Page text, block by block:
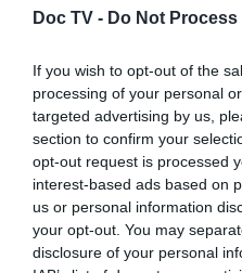
Doc TV - Do Not
If you wish to opt-out of the
processing of your personal
targeted advertising by us,
section to confirm your
opt-out request is processed
interest-based ads based on
us or personal information
your opt-out. You may
disclosure of your personal
οποία προκάλεσε
έργο σταθμός στην
γραμμάτων.
τεσσάρων τόμων της
συλλογής Πρόλογος
της Γης μου (1915), Η
μου (1915), Η
και Η Συνείδηση της